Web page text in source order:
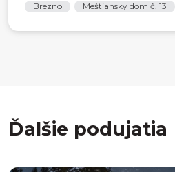
Brezno Meštiansky dom č. 13
Ďalšie podujatia